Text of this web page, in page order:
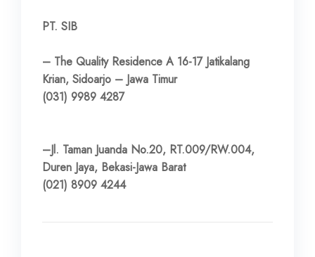
PT. SIB
– The Quality Residence A 16-17 Jatikalang
Krian, Sidoarjo – Jawa Timur
(031) 9989 4287
–Jl. Taman Juanda No.20, RT.009/RW.004,
Duren Jaya, Bekasi-Jawa Barat
(021) 8909 4244